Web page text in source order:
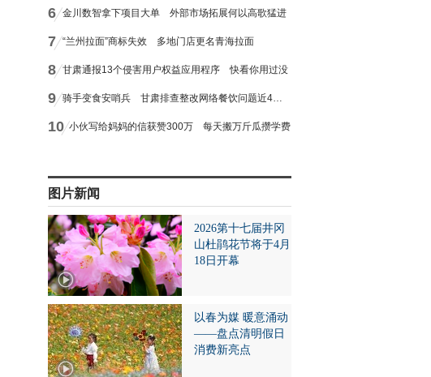
6 金川数智拿下项目大单 外部市场拓展何以高歌猛进
7 “兰州拉面”商标失效 多地门店更名青海拉面
8 甘肃通报13个侵害用户权益应用程序 快看你用过没
9 骑手变食安哨兵 甘肃排查整改网络餐饮问题近4万个
10 小伙写给妈妈的信获赞300万 每天搬万斤瓜攒学费
图片新闻
2026第十七届井冈
山杜鹃花节将于4月
18日开幕
以春为媒 暖意涌动
——盘点清明假日
消费新亮点